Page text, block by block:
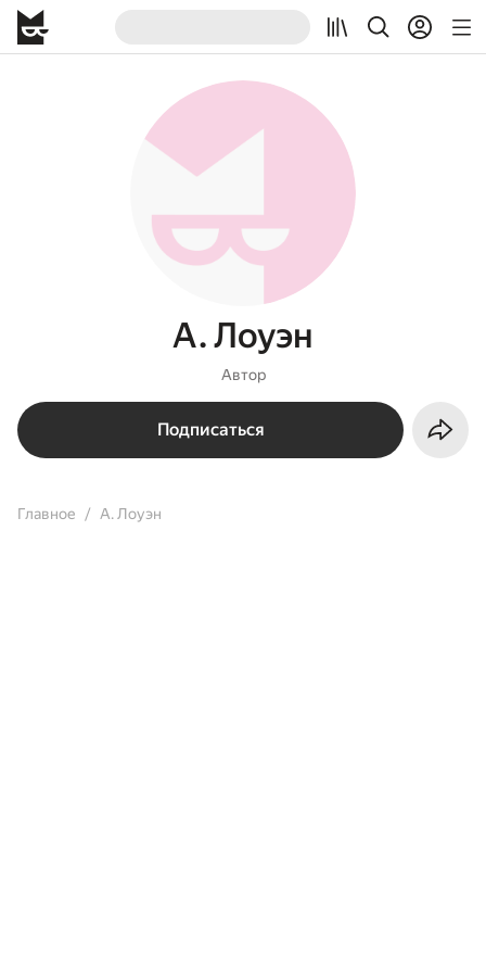
А. Лоуэн
Автор
Подписаться
Главное А. Лоуэн